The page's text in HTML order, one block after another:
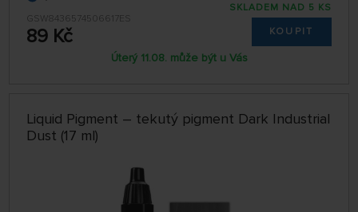
GSW8436574506617ES
89 Kč
SKLADEM NAD 5 KS
KOUPIT
Úterý 11.08. může být u Vás
Liquid Pigment – tekutý pigment Dark Industrial
Dust (17 ml)